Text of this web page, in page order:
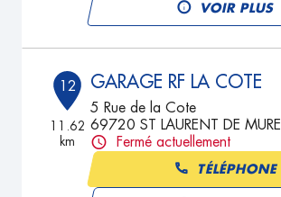
VOIR PLUS
12
11.62
km
GARAGE RF LA COTE
5 Rue de la Cote
69720 ST LAURENT DE MURE
Fermé actuellement
TÉLÉPHONE